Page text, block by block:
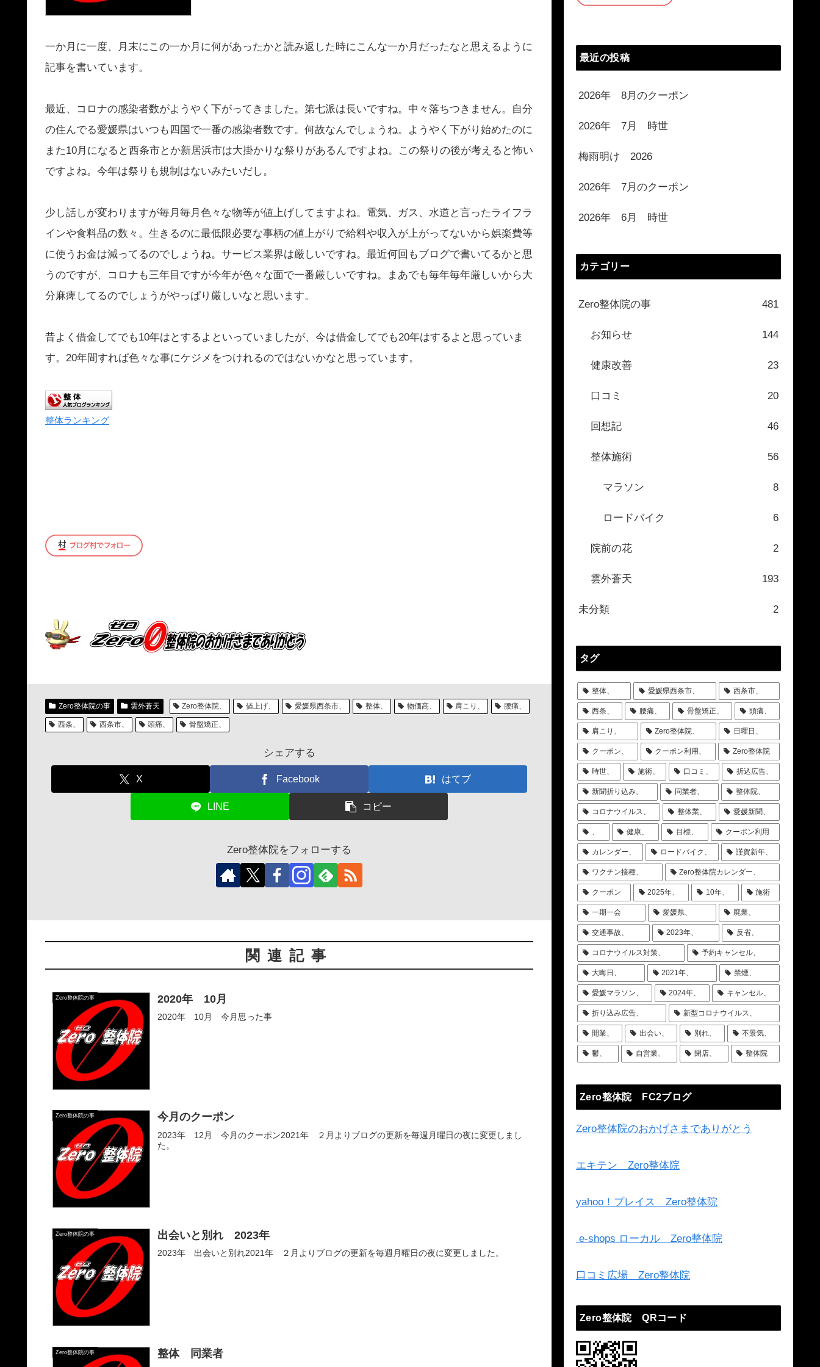
一か月に一度、月末にこの一か月に何があったかと読み返した時にこんな一か月だったなと思えるように
記事を書いています。
最近、コロナの感染者数がようやく下がってきました。 第七派は長いですね。中々落ちつきません。
自分
の住んでる愛媛県はいつも四国で一番の感染者数です。 何故なんでしょうね。
ようやく下がり始めたのに
また10月になると西条市とか新居浜市は大掛かりな祭りがあるんですよね。
この祭りの後が考えると怖い
ですよね。 今年は祭りも規制はないみたいだし。
少し話しが変わりますが毎月毎月色々な物等が値上げしてますよね。電気、ガス、水道と言ったライフラ
インや食料品の数々。 生きるのに最低限必要な事柄の値上がりで給料や収入が上がってないから娯楽費等
に使うお金は減ってるのでしょうね。 サービス業界は厳しいですね。最近何回もブログで書いてるかと思
うのですが、
コロナも三年目ですが今年が色々な面で一番厳しいですね。まあでも毎年毎年厳しいから大
分麻痺してるのでしょうがやっぱり 厳しいなと思います。
昔よく借金してでも10年はとするよといっていましたが、 今は借金してでも20年はするよと思っていま
す。20年間すれば色々な事にケジメをつけれるのではないかなと思っています。
整体ランキング
Zero整体院の事 雲外蒼天 Zero整体院、 値上げ、 愛媛県西条市、 整体、 物価高、 肩こり、 腰痛、
西条、 西条市、 頭痛、 骨盤矯正、
シェアする
X Facebook はてブ
LINE コピー
Zero整体院をフォローする
関連記事
Zero整体院の事 2020年 10月
2020年 10月 今月思った事
Zero整体院の事 今月のクーポン
2023年 12月 今月のクーポン2021年 ２月よりブログの更新を毎週月曜日の夜に変更しまし
た。
Zero整体院の事 出会いと別れ 2023年
2023年 出会いと別れ2021年 ２月よりブログの更新を毎週月曜日の夜に変更しました。
Zero整体院の事 整体 同業者
最近の投稿
2026年 8月のクーポン
2026年 7月 時世
梅雨明け 2026
2026年 7月のクーポン
2026年 6月 時世
カテゴリー
Zero整体院の事 481
お知らせ 144
健康改善 23
口コミ 20
回想記 46
整体施術 56
マラソン 8
ロードバイク 6
院前の花 2
雲外蒼天 193
未分類 2
タグ
整体、 愛媛県西条市、 西条市、
西条、 腰痛、 骨盤矯正、 頭痛、
肩こり、 Zero整体院、 日曜日、
クーポン、 クーポン利用、 Zero整体院
時世、 施術、 口コミ、 折込広告、
新聞折り込み、 同業者、 整体院、
コロナウイルス、 整体業、 愛媛新聞、
、 健康、 目標、 クーポン利用
カレンダー、 ロードバイク、 謹賀新年、
ワクチン接種、 Zero整体院カレンダー、
クーポン 2025年、 10年、 施術
一期一会 愛媛県、 廃業、
交通事故、 2023年、 反省、
コロナウイルス対策、 予約キャンセル、
大晦日、 2021年、 禁煙、
愛媛マラソン、 2024年、 キャンセル、
折り込み広告、 新型コロナウイルス、
開業、 出会い、 別れ、 不景気、
鬱、 自営業、 閉店、 整体院
Zero整体院 FC2ブログ
Zero整体院のおかげさまでありがとう
エキテン Zero整体院
yahoo！プレイス Zero整体院
e-shops ローカル Zero整体院
口コミ広場 Zero整体院
Zero整体院 QRコード